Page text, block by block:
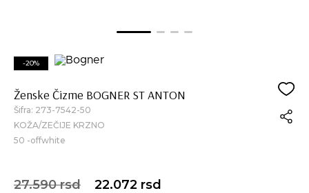
-20%
Ženske Čizme BOGNER ST ANTON
Šifra: 273-7542-50
KOŽA/ZEČIJE KRZNO
50 -offwhite
27.590 rsd 22.072 rsd